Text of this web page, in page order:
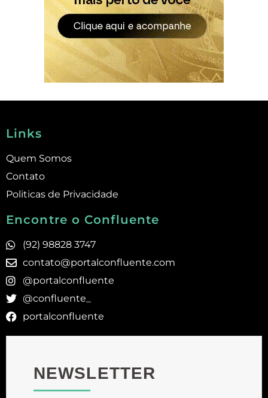
Links
Quem Somos
Contato
Politicas de Privacidade
Encontre o Confluente
(92) 98828 3747
contato@portalconfluente.com
@portalconfluente
@confluente_
portalconfluente
NEWSLETTER